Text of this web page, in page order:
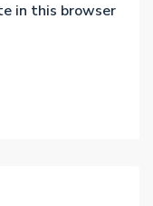
in this browser